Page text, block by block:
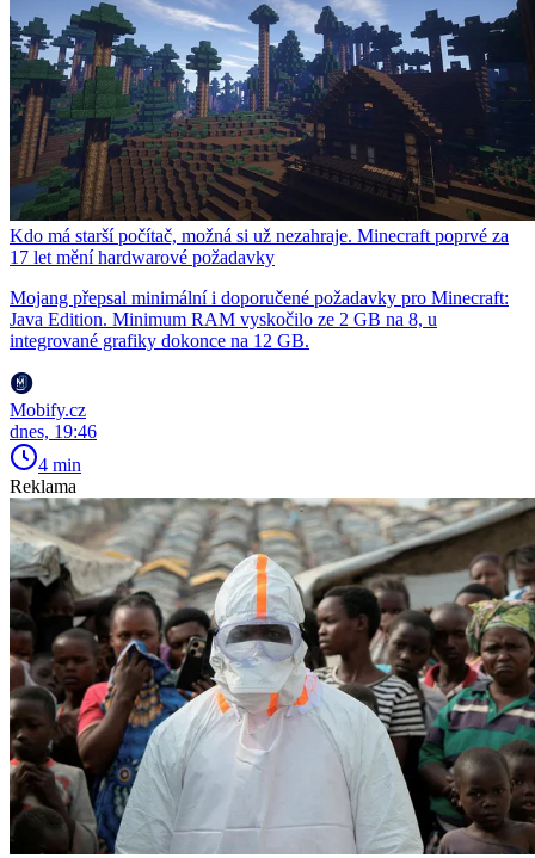
Kdo má starší počítač, možná si už nezahraje. Minecraft poprvé za
17 let mění hardwarové požadavky
Mojang přepsal minimální i doporučené požadavky pro Minecraft:
Java Edition. Minimum RAM vyskočilo ze 2 GB na 8, u
integrované grafiky dokonce na 12 GB.
Mobify.cz
dnes, 19:46
4 min
Reklama